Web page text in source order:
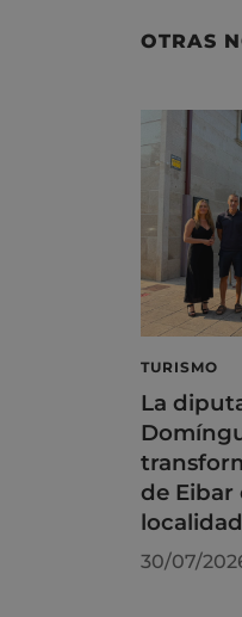
OTRAS
TURISMO
La
de Eibar
localidad
30/07/